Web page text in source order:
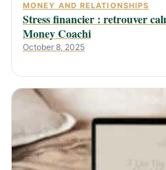
MONEY AND RELATIONSHIPS
Stress financier : retrouver
Money Coachi
October 8, 2025